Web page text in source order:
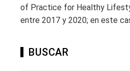
of Practice for Healthy
entre 2017 y 2020; en este
BUSCAR